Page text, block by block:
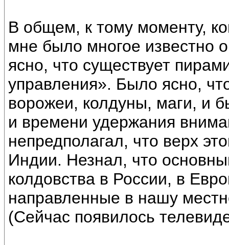
В общем, к тому моменту,
мне было многое известно
ясно, что существует
управления». Было ясно,
ворожеи, колдуны, маги, и
и времени удержания
непредполагал, что верх
Индии. Незнал, что
колдовства в России, в
направленные в нашу
(Сейчас появилось